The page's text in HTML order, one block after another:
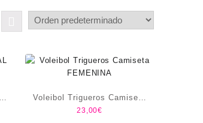
Voleibol Trigueros Camiseta
FEMENINA
23,00€